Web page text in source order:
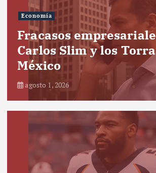
Economía
Fracasos
Carlos Slim y los
México
agosto 1, 2026